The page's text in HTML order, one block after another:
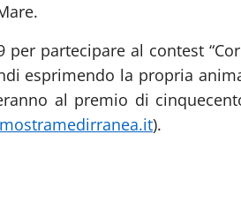
partecipare al contest
esprimendo la propria
al premio di
).